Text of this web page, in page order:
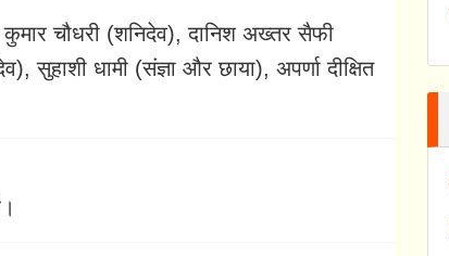
कुमार चौधरी (शनिदेव), दानिश अख्तर सैफी
सुहाशी धामी (संज्ञा और छाया), अपर्णा दीक्षित